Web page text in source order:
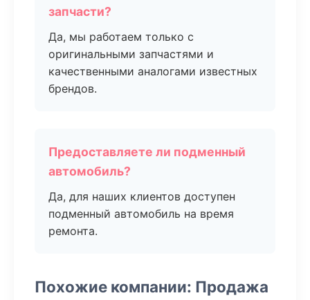
запчасти?
Да, мы работаем только с
оригинальными запчастями и
качественными аналогами известных
брендов.
Предоставляете ли подменный
автомобиль?
Да, для наших клиентов доступен
подменный автомобиль на время
ремонта.
Похожие компании: Продажа